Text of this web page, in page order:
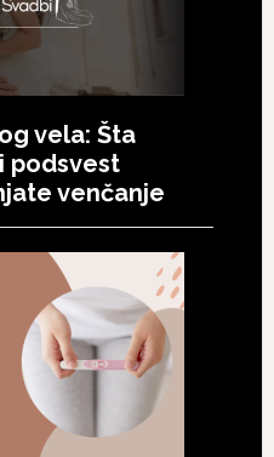
vela: Šta
podsvest
venčanje